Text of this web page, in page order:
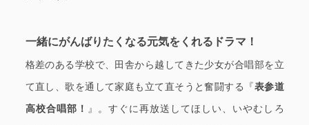
一緒にがんばりたくなる元気をくれるドラマ！
格差のある学校で、田舎から越してきた少女が合唱部を立
て直し、歌を通して家庭も立て直そうと奮闘する『 表参道
高校合唱部！ 』。すぐに再放送してほしい、いやむしろ